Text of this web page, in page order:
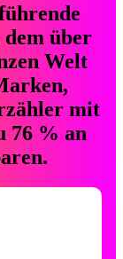
über
Welt
mit
76 % an